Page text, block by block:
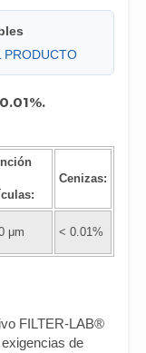
PRODUCTO
Cenizas:
μm < 0.01%
FILTER-LAB®
de